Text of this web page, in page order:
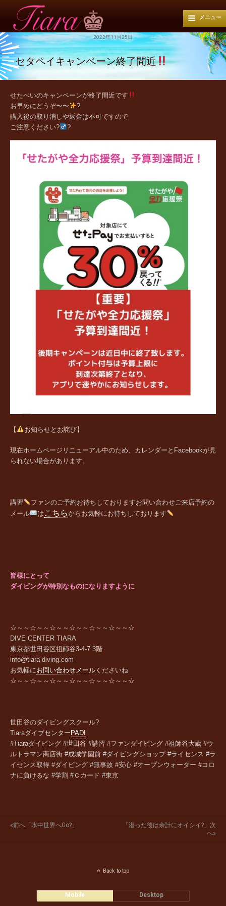
メニュー
2022年11月25日
セタペイキャンペーン終了間近
せたぺいのキャンペーンが終了間近です
お早めにどうぞ〜〜
?
購入後の取り消しや返金は不可ですので
ご注意ください?‍
?
【 お知らせとお詫び】
現在ホームページリニューアル中のため、カレンダーとFacebookが見
られない場合があります。
講習 ファンの ご予約お待ちしておりますお問い合わせご来店予約の
メール
は こちらからお気軽にお待ちしております
皆様にとって
ダイビングが特別なものになりますように
☆～～☆～～☆～～☆～～☆～～☆～～☆
DIVE CENTER TIARA
東京都世田谷区祖師谷3-4-7 3階
info@tiara-diving.com
お気軽に お問い合わせメール くださいね
☆～～☆～～☆～～☆～～☆～～☆～～☆
世田谷のダイビングスクール?
TiaraダイブセンターPADI
#Tiaraダイビング #世田谷 #講習 #ファンダイビング #祖師谷大蔵 #ウ
ルトラマン商店街 #成城学園前 #ダイビングショップ #ライセンス #ラ
イセンス取得 #ダイビング #無事故 #安心 #オープンウォーター #コロ
ナに負けるな #学割 #Ｃカード #東京
«前へ「水中世界へGo?」
「潜った後は余計にオイシイ?」次
へ»
Back to top
Mobile Desktop